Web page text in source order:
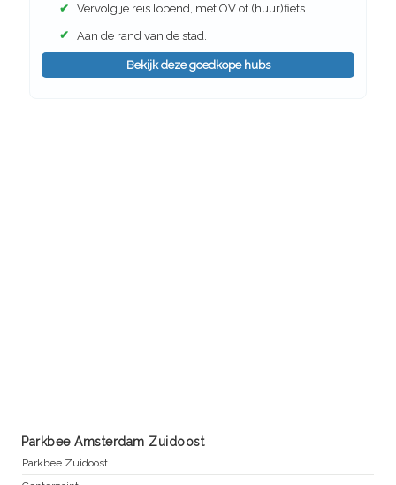
✔ Vervolg je reis lopend, met OV of (huur)fiets
✔ Aan de rand van de stad.
Bekijk deze goedkope hubs
Parkbee Amsterdam Zuidoost
Parkbee Zuidoost